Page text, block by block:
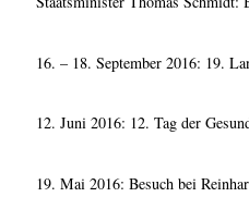
16. – 18. September 2016: 19.
12. Juni 2016: 12. Tag der
19. Mai 2016: Besuch bei